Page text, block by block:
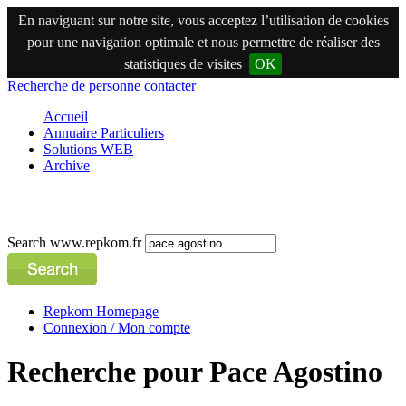
En naviguant sur notre site, vous acceptez l’utilisation de cookies
pour une navigation optimale et nous permettre de réaliser des
statistiques de visites
OK
Recherche de personne contacter
Accueil
Annuaire Particuliers
Solutions WEB
Archive
Search www.repkom.fr
Repkom Homepage
Connexion / Mon compte
Recherche pour Pace Agostino